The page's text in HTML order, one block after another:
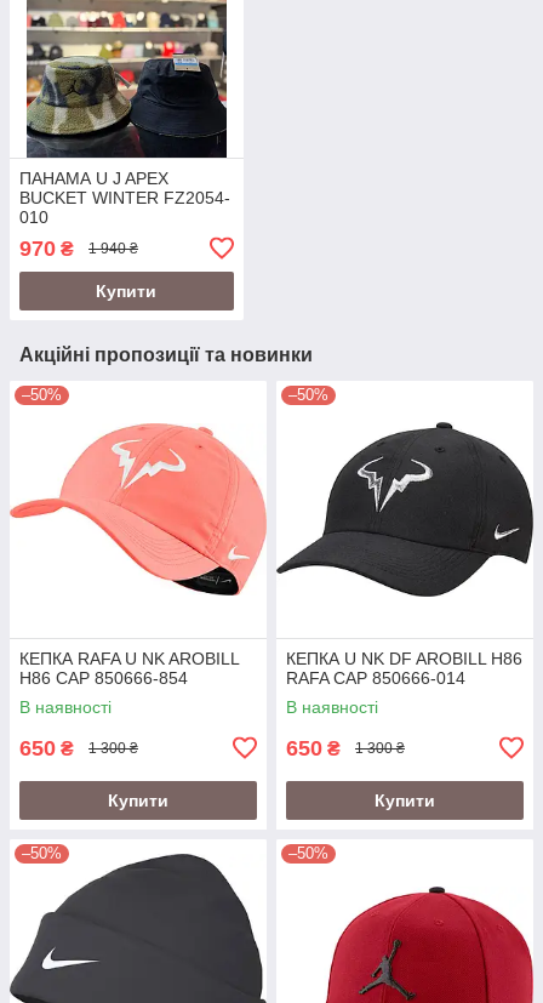
ПАНАМА U J APEX
BUCKET WINTER FZ2054-
010
970 ₴ 1 940 ₴
Купити
Акційні пропозиції та новинки
–50%
КЕПКА RAFA U NK AROBILL
H86 CAP 850666-854
В наявності
650 ₴ 1 300 ₴
Купити
–50%
КЕПКА U NK DF AROBILL H86
RAFA CAP 850666-014
В наявності
650 ₴ 1 300 ₴
Купити
–50% –50%